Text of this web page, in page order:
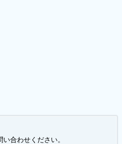
い合わせください。